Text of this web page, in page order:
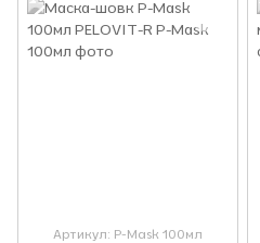
Артикул: P-Mask 100мл